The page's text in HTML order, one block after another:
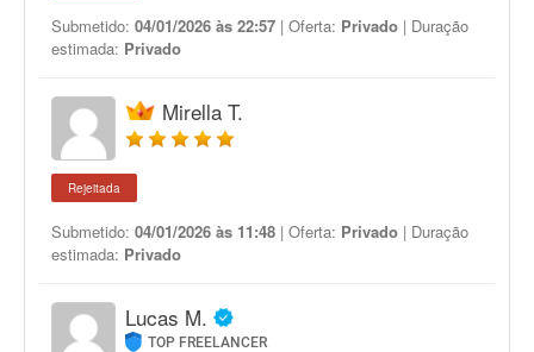
Submetido: 04/01/2026 às 22:57 | Oferta: Privado | Duração
estimada: Privado
Mirella T.
Rejeitada
Submetido: 04/01/2026 às 11:48 | Oferta: Privado | Duração
estimada: Privado
Lucas M.
TOP FREELANCER